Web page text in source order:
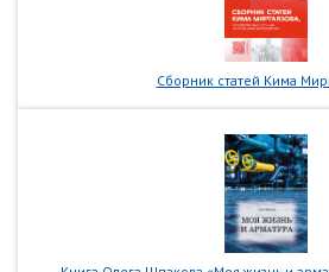
Сборник статей Кима